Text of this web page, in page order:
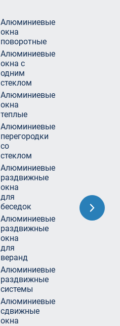
Алюминиевые
окна
поворотные
Алюминиевые
окна с
одним
стеклом
Алюминиевые
окна
теплые
Алюминиевые
перегородки
со
стеклом
Алюминиевые
раздвижные
окна
для
беседок
Алюминиевые
раздвижные
окна
для
веранд
Алюминиевые
раздвижные
системы
Алюминиевые
сдвижные
окна